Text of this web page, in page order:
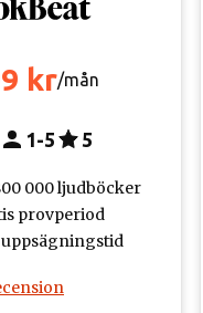
kr/mån
1-5 5
000 ljudböcker
provperiod